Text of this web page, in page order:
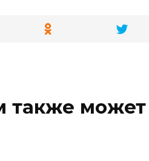
также может